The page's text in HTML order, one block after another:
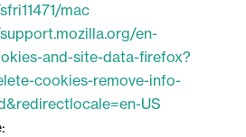
mac
en-
and-site-data-firefox?
cookies-remove-info-
US